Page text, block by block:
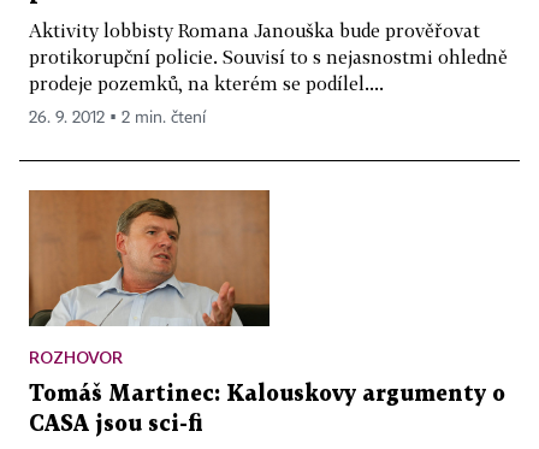
Aktivity lobbisty Romana Janouška bude prověřovat
protikorupční policie. Souvisí to s nejasnostmi ohledně
prodeje pozemků, na kterém se podílel....
26. 9. 2012 ▪ 2 min. čtení
ROZHOVOR
Tomáš Martinec: Kalouskovy argumenty o
CASA jsou sci-fi